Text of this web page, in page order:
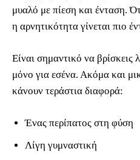
μυαλό με πίεση και ένταση.
η αρνητικότητα γίνεται πιο
Είναι σημαντικό να βρίσκεις
μόνο για εσένα. Ακόμα και
κάνουν τεράστια διαφορά:
Ένας περίπατος στη φύση
Λίγη γυμναστική